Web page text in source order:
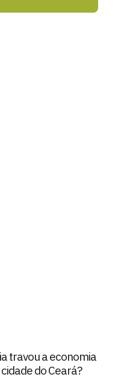
travou a economia
do Ceará?